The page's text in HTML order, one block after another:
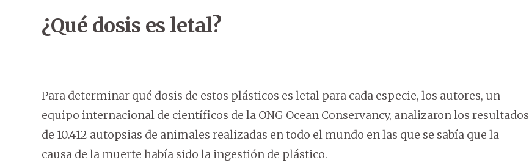
¿Qué dosis es letal?
Para determinar qué dosis de estos plásticos es letal para cada especie, los autores, un
equipo internacional de científicos de la ONG Ocean Conservancy, analizaron los resultados
de 10.412 autopsias de animales realizadas en todo el mundo en las que se sabía que la
causa de la muerte había sido la ingestión de plástico.